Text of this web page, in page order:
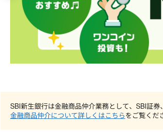
SBI新生銀行は金融商品仲介業務として、SBI証
金融商品仲介について詳しくはこちらをご覧くだ